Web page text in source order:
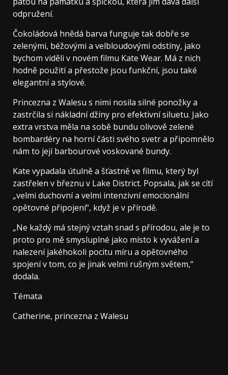
odpružení.
Čokoládová hnědá barva funguje tak dobře se
zelenými, béžovými a velbloudovými odstíny, jako
bychom viděli v novém filmu Kate Wear. Má z nich
hodně použití a přestože jsou funkční, jsou také
elegantní a stylové.
Princezna z Walesu s nimi nosila silné ponožky a
zastrčila si nákladní džíny pro efektivní siluetu. Jako
extra vrstva měla na sobě bundu olivově zelené
bombardéry na horní části svého svetr a připomnělo
nám to její barbourové voskované bundy.
Kate vypadala útulně a šťastně ve filmu, který byl
zastřelen v březnu v Lake District. Popsala, jak se cítí
„velmi duchovní a velmi intenzivní emocionální
opětovné připojení“, když je v přírodě.
„Ne každý má stejný vztah snad s přírodou, ale je to
proto pro mě smysluplné jako místo k vyvážení a
nalezení jakéhokoli pocitu míru a opětovného
spojení v tom, co je jinak velmi rušným světem,“
dodala.
Témata
Catherine, princezna z Walesu